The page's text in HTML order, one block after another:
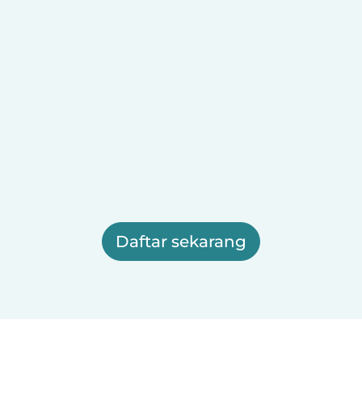
Daftar sekarang